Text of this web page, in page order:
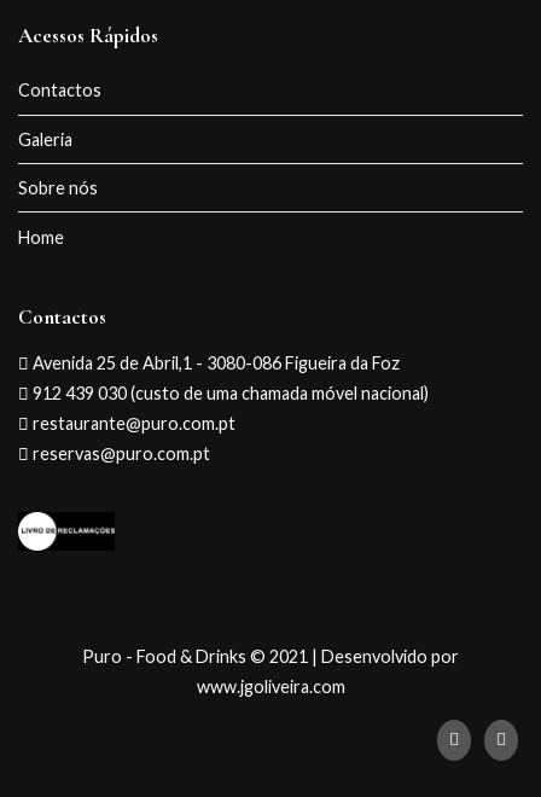
Acessos Rápidos
Contactos
Galeria
Sobre nós
Home
Contactos
Avenida 25 de Abril,1 - 3080-086 Figueira da Foz
912 439 030 (custo de uma chamada móvel nacional)
restaurante@puro.com.pt
reservas@puro.com.pt
Puro - Food & Drinks © 2021 | Desenvolvido por
www.jgoliveira.com